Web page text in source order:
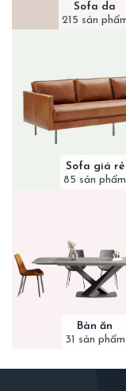
Sofa da
215 sản
Sofa giá rẻ
85 sản phẩm
Bàn ăn
31 sản phẩm